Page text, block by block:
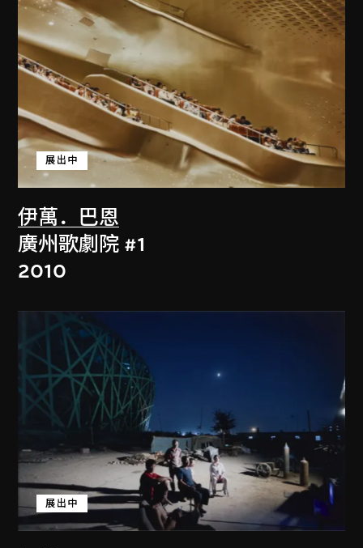
伊萬．巴恩
展出中
廣州歌劇院 #1
2010
展出中